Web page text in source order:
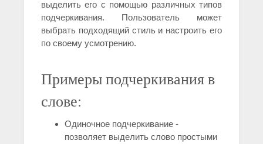
выделить его с помощью различных типов
подчеркивания. Пользователь может
выбрать подходящий стиль и настроить его
по своему усмотрению.
Примеры подчеркивания в
слове:
Одиночное подчеркивание -
позволяет выделить слово простыми